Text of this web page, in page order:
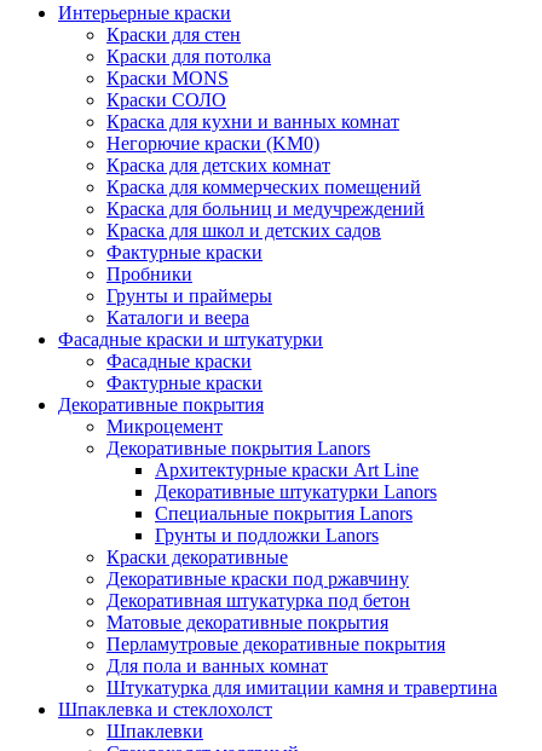
Интерьерные краски
Краски для стен
Краски для потолка
Краски MONS
Краски СОЛО
Краска для кухни и ванных комнат
Негорючие краски (KM0)
Краска для детских комнат
Краска для коммерческих помещений
Краска для больниц и медучреждений
Краска для школ и детских садов
Фактурные краски
Пробники
Грунты и праймеры
Каталоги и веера
Фасадные краски и штукатурки
Фасадные краски
Фактурные краски
Декоративные покрытия
Микроцемент
Декоративные покрытия Lanors
Архитектурные краски Art Line
Декоративные штукатурки Lanors
Специальные покрытия Lanors
Грунты и подложки Lanors
Краски декоративные
Декоративные краски под ржавчину
Декоративная штукатурка под бетон
Матовые декоративные покрытия
Перламутровые декоративные покрытия
Для пола и ванных комнат
Штукатурка для имитации камня и травертина
Шпаклевка и стеклохолст
Шпаклевки